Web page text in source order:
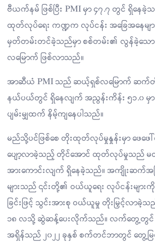
ဗီယက်နမ် ဖြစ်ပြီး PMI မှာ ၄၇.၇ တွင် ရှိနေ
ထုတ်လုပ်ရေး ကဏ္ဍက လုပ်ငန်း အခြေအနေမျာ
မှတ်တမ်းတင်ခဲ့သည်မှာ စစ်တမ်း၏ လွန်ခဲ့သော
လမြောက် ဖြစ်လာသည်။
အာဆီယံ PMI သည် ဆယ့်ရှစ်လမြောက် ဆ
နယ်ပယ်တွင် ရှိနေလျက် အညွန်းကိန်း ၅၁.၀
ပျမ်းမျှထက် နိမ့်ကျနေပါသည်။
မည်သို့ပင်ဖြစ်စေ တိုးထုတ်လုပ်မှုနှုန်းမှာ ဖေဖေ
ပျော့လာခဲ့သည့် တိုင်အောင် ထုတ်လုပ်မှုသည်
အားကောင်းလျက် ရှိနေခဲ့သည်။ အကျိုးဆက်အ
များသည် ၎င်းတို့၏ ဝယ်ယူရေး လုပ်ငန်းများ
ခြင်းဖြင့် သွင်းအားစု ဝယ်ယူမှု တိုးမြှင့်လ
၁၈ လသို့ ဆွဲဆန့်ပေးလိုက်သည်။ လက်တွေ့တွင်
အရှိန်သည် ၂၀၂၂ ခုနှစ် စက်တင်ဘာတွင် တွေ့မ